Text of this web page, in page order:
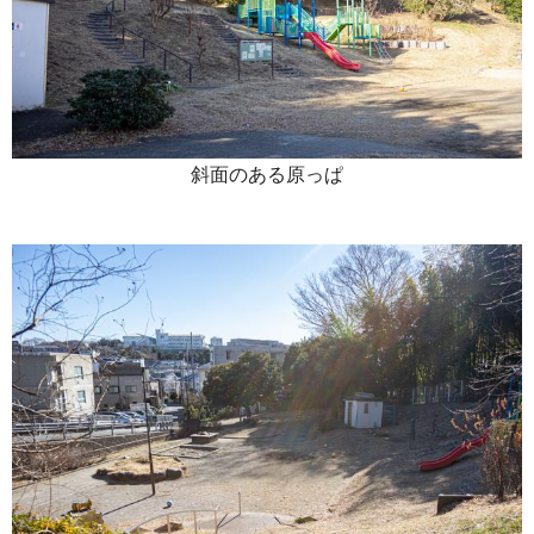
斜面のある原っぱ